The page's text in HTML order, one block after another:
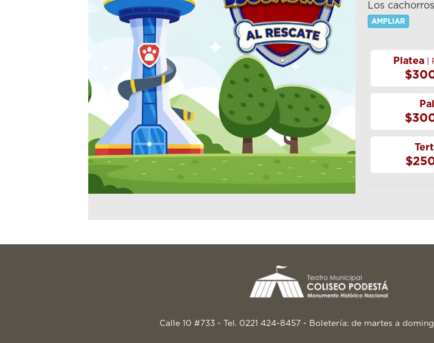
Los
AMPLIAR
Platea |
Calle 10 #733 - Tel. 0221 424-8457 - Boletería: de martes a